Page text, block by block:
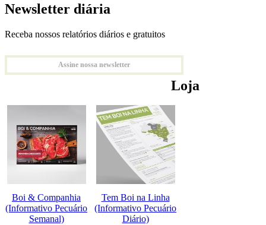
Newsletter diária
Receba nossos relatórios diários e gratuitos
Assine nossa newsletter
Loja
Boi & Companhia
(Informativo Pecuário
Semanal)
Tem Boi na Linha
(Informativo Pecuário
Diário)